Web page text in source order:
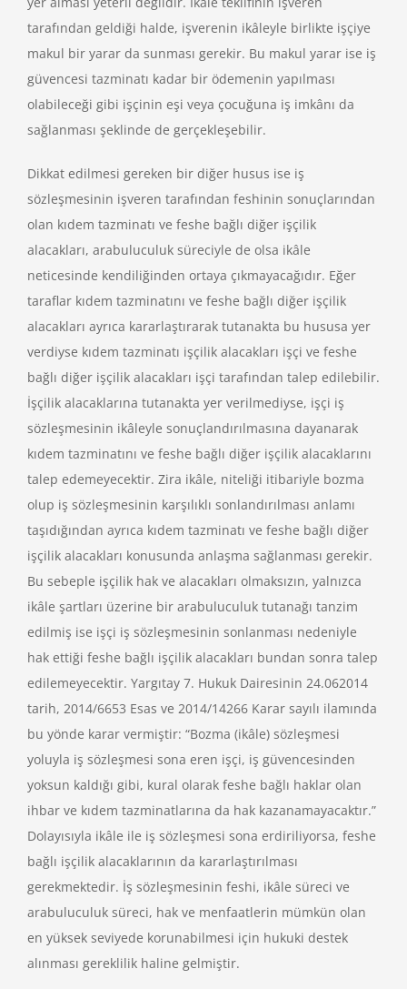
tarafından geldiği halde, işverenin ikâleyle birlikte işçiye
makul bir yarar da sunması gerekir. Bu makul yarar ise iş
güvencesi tazminatı kadar bir ödemenin yapılması
olabileceği gibi işçinin eşi veya çocuğuna iş imkânı da
sağlanması şeklinde de gerçekleşebilir.
Dikkat edilmesi gereken bir diğer husus ise iş
sözleşmesinin işveren tarafından feshinin sonuçlarından
olan kıdem tazminatı ve feshe bağlı diğer işçilik
alacakları, arabuluculuk süreciyle de olsa ikâle
neticesinde kendiliğinden ortaya çıkmayacağıdır. Eğer
taraflar kıdem tazminatını ve feshe bağlı diğer işçilik
alacakları ayrıca kararlaştırarak tutanakta bu hususa yer
verdiyse kıdem tazminatı işçilik alacakları işçi ve feshe
bağlı diğer işçilik alacakları işçi tarafından talep edilebilir.
İşçilik alacaklarına tutanakta yer verilmediyse, işçi iş
sözleşmesinin ikâleyle sonuçlandırılmasına dayanarak
kıdem tazminatını ve feshe bağlı diğer işçilik alacaklarını
talep edemeyecektir. Zira ikâle, niteliği itibariyle bozma
olup iş sözleşmesinin karşılıklı sonlandırılması anlamı
taşıdığından ayrıca kıdem tazminatı ve feshe bağlı diğer
işçilik alacakları konusunda anlaşma sağlanması gerekir.
Bu sebeple işçilik hak ve alacakları olmaksızın, yalnızca
ikâle şartları üzerine bir arabuluculuk tutanağı tanzim
edilmiş ise işçi iş sözleşmesinin sonlanması nedeniyle
hak ettiği feshe bağlı işçilik alacakları bundan sonra talep
edilemeyecektir. Yargıtay 7. Hukuk Dairesinin 24.062014
tarih, 2014/6653 Esas ve 2014/14266 Karar sayılı ilamında
bu yönde karar vermiştir: “Bozma (ikâle) sözleşmesi
yoluyla iş sözleşmesi sona eren işçi, iş güvencesinden
yoksun kaldığı gibi, kural olarak feshe bağlı haklar olan
ihbar ve kıdem tazminatlarına da hak kazanamayacaktır.”
Dolayısıyla ikâle ile iş sözleşmesi sona erdiriliyorsa, feshe
bağlı işçilik alacaklarının da kararlaştırılması
gerekmektedir. İş sözleşmesinin feshi, ikâle süreci ve
arabuluculuk süreci, hak ve menfaatlerin mümkün olan
en yüksek seviyede korunabilmesi için hukuki destek
alınması gereklilik haline gelmiştir.